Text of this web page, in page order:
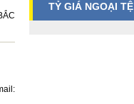
TỶ GIÁ NGOẠI TỆ